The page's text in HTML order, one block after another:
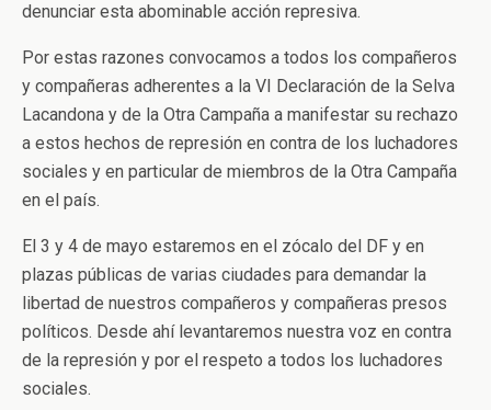
denunciar esta abominable acción represiva.
Por estas razones convocamos a todos los compañeros
y compañeras adherentes a la VI Declaración de la Selva
Lacandona y de la Otra Campaña a manifestar su rechazo
a estos hechos de represión en contra de los luchadores
sociales y en particular de miembros de la Otra Campaña
en el país.
El 3 y 4 de mayo estaremos en el zócalo del DF y en
plazas públicas de varias ciudades para demandar la
libertad de nuestros compañeros y compañeras presos
políticos. Desde ahí levantaremos nuestra voz en contra
de la represión y por el respeto a todos los luchadores
sociales.